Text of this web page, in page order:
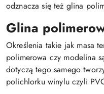
odznacza się też glina
Glina
Określenia takie jak masa
polimerowa czy modelina
dotyczą tego samego
polichlorku winylu czyli